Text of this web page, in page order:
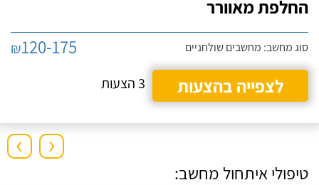
החלפת מאוורר
סוג מחשב: מחשבים שולחניים ₪120-175
לצפייה בהצעות
3 הצעות
› ‹
טיפולי איתחול מחשב: